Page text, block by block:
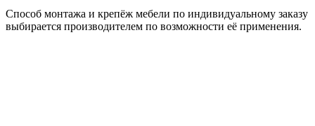
Способ монтажа и крепёж мебели по индивидуальному заказу
выбирается производителем по возможности её применения.